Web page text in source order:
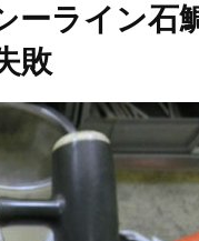
ーライン石
敗